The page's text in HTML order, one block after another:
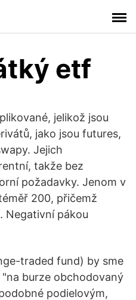
etf
jelikož jsou
jako jsou futures,
Jejich
takže bez
požadavky. Jenom v
200, přičemž
Negativní pákou
traded fund) by sme
burze obchodovaný
podielovým,